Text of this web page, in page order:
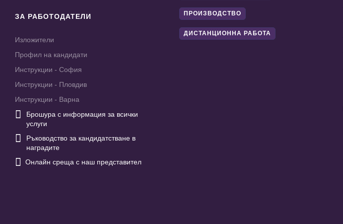
ЗА РАБОТОДАТЕЛИ
Изложители
Профил на кандидати
Инструкции - София
Инструкции - Пловдив
Инструкции - Варна

Брошура с информация за всички
услуги

Ръководство за кандидатстване в
наградите
 Онлайн среща с наш представител
ПРОИЗВОДСТВО
ДИСТАНЦИОННА РАБОТА